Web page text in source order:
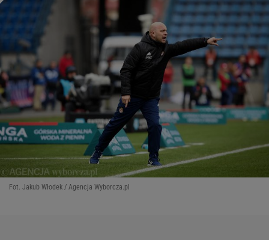
Fot. Jakub Włodek / Agencja Wyborcza.pl